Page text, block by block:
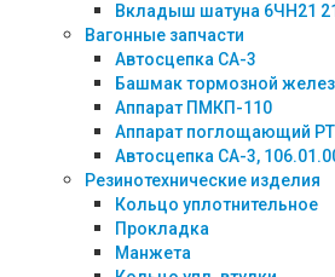
Вкладыш шатуна 6ЧН21 21
Вагонные запчасти
Автосцепка СА-3
Башмак тормозной
Аппарат ПМКП-110
Аппарат поглощающий
Автосцепка СА-3,
Резинотехнические изделия
Кольцо уплотнительное
Прокладка
Манжета